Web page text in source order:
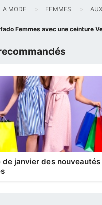
MODE FEMMES
Femmes avec une ceinture
de janvier des nouveautés